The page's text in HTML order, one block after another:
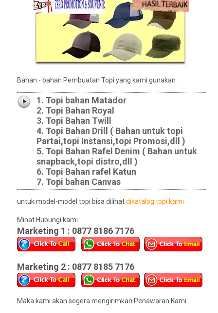
Bahan - bahan Pembuatan Topi yang kami gunakan :
1. Topi bahan Matador
2. Topi Bahan Royal
3. Topi Bahan Twill
4. Topi Bahan Drill ( Bahan untuk topi
Partai,topi Instansi,topi Promosi,dll )
5. Topi Bahan Rafel Denim ( Bahan untuk
snapback,topi distro,dll )
6. Topi Bahan rafel Katun
7. Topi bahan Canvas
untuk model-model topi bisa dilihatdikatalog topi kami
Minat Hubungi kami :
Marketing 1 : 0877 8186 7176
Marketing 2 : 0877 8185 7176
Maka kami akan segera mengirimkan Penawaran Kami.